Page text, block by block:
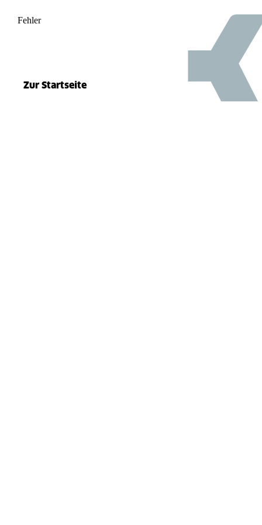
Fehler 500
Zur Startseite